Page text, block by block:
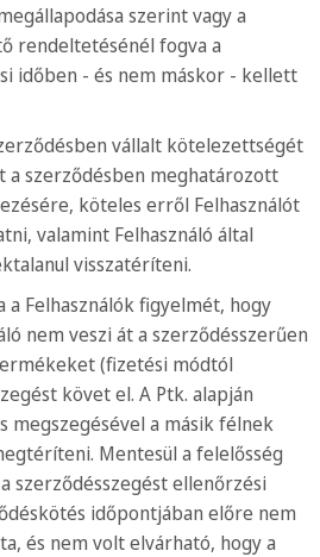
szerint vagy a
rendeltetésénél fogva a
időben - és nem máskor - kellett
vállalt kötelezettségét
szerződésben meghatározott
köteles erről Felhasználót
valamint Felhasználó által
visszatéríteni.
Felhasználók figyelmét, hogy
nem veszi át a szerződésszerűen
(fizetési módtól
követ el. A Ptk. alapján
megszegésével a másik félnek
Mentesül a felelősség
szerződésszegést ellenőrzési
időpontjában előre nem
és nem volt elvárható, hogy a